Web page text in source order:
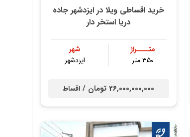
خرید اقساطی ویلا در ایزدشهر جاده
دریا استخر دار
متــــراژ
۳۵۰ متر
شهر
ایزدشهر
26,000,000,000 تومان / اقساط